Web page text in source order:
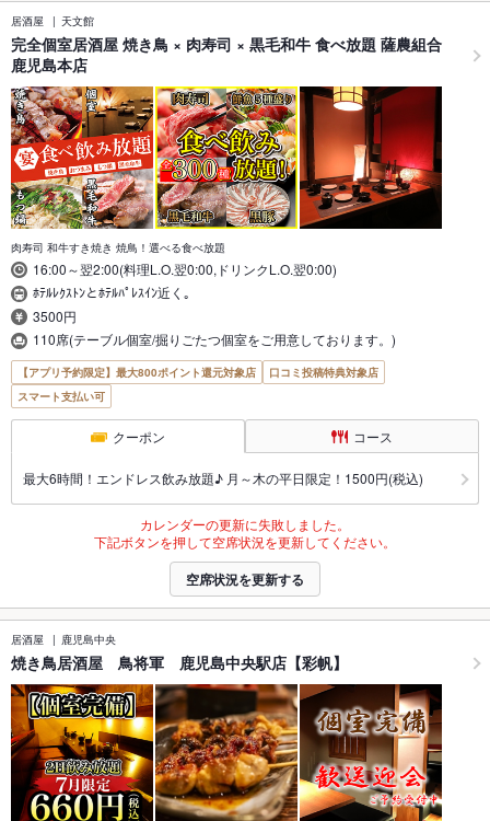
居酒屋 天文館
完全個室居酒屋 焼き鳥 × 肉寿司 × 黒毛和牛 食べ放題 薩農組合
鹿児島本店
肉寿司 和牛すき焼き 焼鳥！選べる食べ放題
16:00～翌2:00(料理L.O.翌0:00,ドリンクL.O.翌0:00)
ﾎﾃﾙﾚｸｽﾄﾝとﾎﾃﾙﾊﾟﾚｽｲﾝ近く｡
3500円
110席(テーブル個室/掘りごたつ個室をご用意しております。)
【アプリ予約限定】最大800ポイント還元対象店
口コミ投稿特典対象店
スマート支払い可
クーポン コース
最大6時間！エンドレス飲み放題♪ 月～木の平日限定！1500円(税込)
カレンダーの更新に失敗しました。
下記ボタンを押して空席状況を更新してください。
空席状況を更新する
居酒屋 鹿児島中央
焼き鳥居酒屋 鳥将軍 鹿児島中央駅店【彩帆】